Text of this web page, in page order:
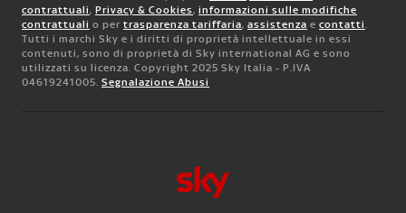
contrattuali, Privacy & Cookies, informazioni sulle modifiche
contrattuali o per trasparenza tariffaria, assistenza e contatti.
Tutti i marchi Sky e i diritti di proprietà intellettuale in essi
contenuti, sono di proprietà di Sky international AG e sono
utilizzati su licenza. Copyright 2025 Sky Italia - P.IVA
04619241005. Segnalazione Abusi